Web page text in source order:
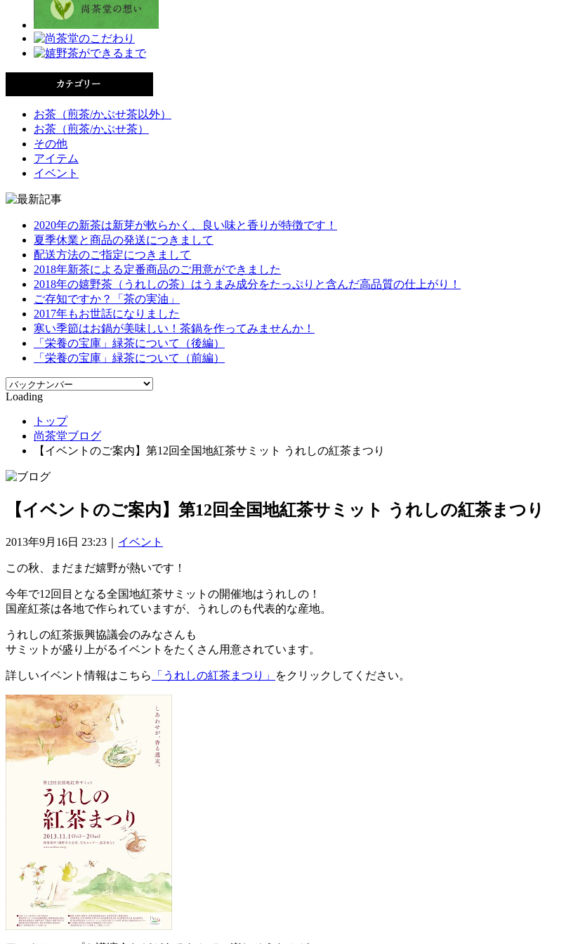
お茶（煎茶/かぶせ茶以外）
お茶（煎茶/かぶせ茶）
その他
アイテム
イベント
2020年の新茶は新芽が軟らかく、良い味と香りが特徴です！
夏季休業と商品の発送につきまして
配送方法のご指定につきまして
2018年新茶による定番商品のご用意ができました
2018年の嬉野茶（うれしの茶）はうまみ成分をたっぷりと含んだ高品質の仕上がり！
ご存知ですか？「茶の実油」
2017年もお世話になりました
寒い季節はお鍋が美味しい！茶鍋を作ってみませんか！
「栄養の宝庫」緑茶について（後編）
「栄養の宝庫」緑茶について（前編）
Loading
トップ
尚茶堂ブログ
【イベントのご案内】第12回全国地紅茶サミット うれしの紅茶まつり
【イベントのご案内】第12回全国地紅茶サミット うれしの紅茶まつり
2013年9月16日 23:23｜ イベント
この秋、まだまだ嬉野が熱いです！
今年で12回目となる全国地紅茶サミットの開催地はうれしの！
国産紅茶は各地で作られていますが、うれしのも代表的な産地。
うれしの紅茶振興協議会のみなさんも
サミットが盛り上がるイベントをたくさん用意されています。
詳しいイベント情報はこちら 「うれしの紅茶まつり」 をクリックしてください。